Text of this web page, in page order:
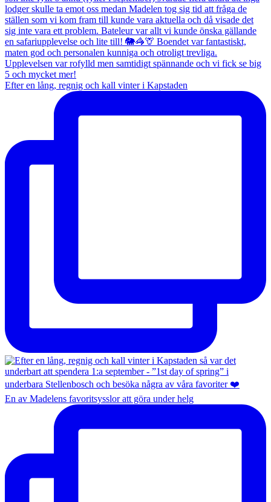
Efter en lång, regnig och kall vinter i Kapstaden
En av Madelens favoritsysslor att göra under helg